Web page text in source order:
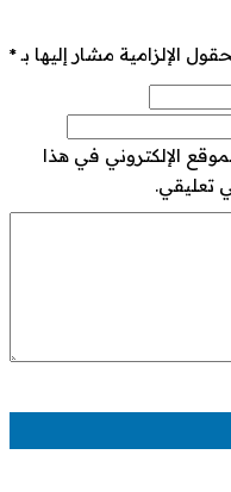
الإلزامية مشار إليها بـ*
الإلكتروني في هذا
تعليقي.